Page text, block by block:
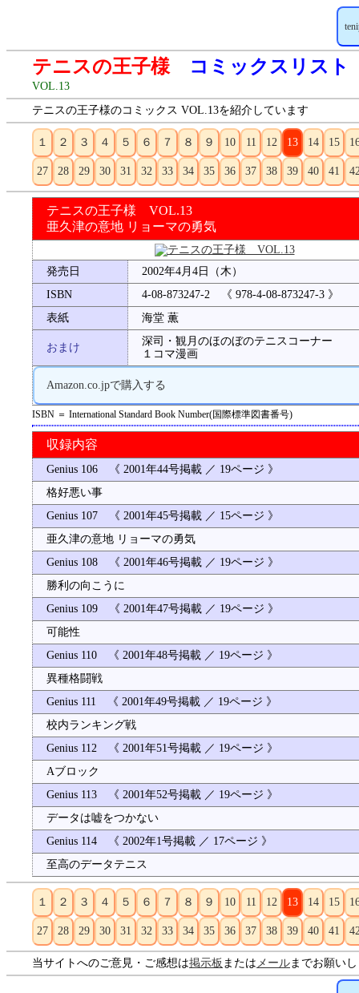
テニスの王子様 コミックスリスト
VOL.13
テニスの王子様のコミックス VOL.13を紹介しています
１ ２ ３ ４ ５ ６ ７ ８ ９ 10 11 12 13 14 15
27 28 29 30 31 32 33 34 35 36 37 38 39 40 41
テニスの王子様 VOL.13
亜久津の意地 リョーマの勇気
発売日
2002年4月4日（木）
ISBN
4-08-873247-2 《 978-4-08-873247-3 》
表紙
海堂 薫
おまけ
深司・観月のほのぼのテニスコーナー
１コマ漫画
Amazon.co.jpで購入する
ISBN ＝ International Standard Book Number(国際標準図書番号)
収録内容
Genius 106 《 2001年44号掲載 ／ 19ページ 》
格好悪い事
Genius 107 《 2001年45号掲載 ／ 15ページ 》
亜久津の意地 リョーマの勇気
Genius 108 《 2001年46号掲載 ／ 19ページ 》
勝利の向こうに
Genius 109 《 2001年47号掲載 ／ 19ページ 》
可能性
Genius 110 《 2001年48号掲載 ／ 19ページ 》
異種格闘戦
Genius 111 《 2001年49号掲載 ／ 19ページ 》
校内ランキング戦
Genius 112 《 2001年51号掲載 ／ 19ページ 》
Aブロック
Genius 113 《 2001年52号掲載 ／ 19ページ 》
データは嘘をつかない
Genius 114 《 2002年1号掲載 ／ 17ページ 》
至高のデータテニス
１ ２ ３ ４ ５ ６ ７ ８ ９ 10 11 12 13 14 15
27 28 29 30 31 32 33 34 35 36 37 38 39 40 41
当サイトへのご意見・ご感想は掲示板 または メールまでお願い